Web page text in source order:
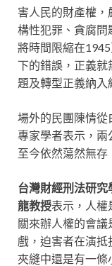
害人民的財產權
構性犯罪、貪腐問
將時間限縮在
下的錯誤，正義
題及轉型正義納入
場外的民團陳情從
專家學者表示，兩
至今依然蕩然無存
台灣財經刑法研
龍教授表示，人權
關來辦人權的會
戲，迫害者在演抵
夾縫中還是有一